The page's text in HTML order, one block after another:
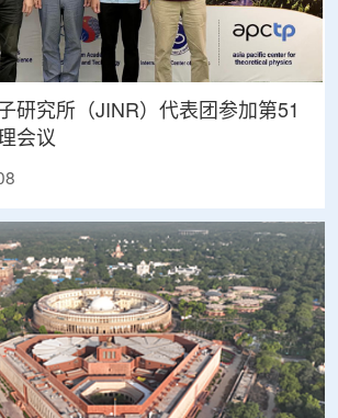
研究所（JINR）代表团参加第51
会议